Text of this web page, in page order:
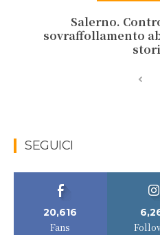
Salerno.
sovraffollamento
SEGUICI
20,616
Fans